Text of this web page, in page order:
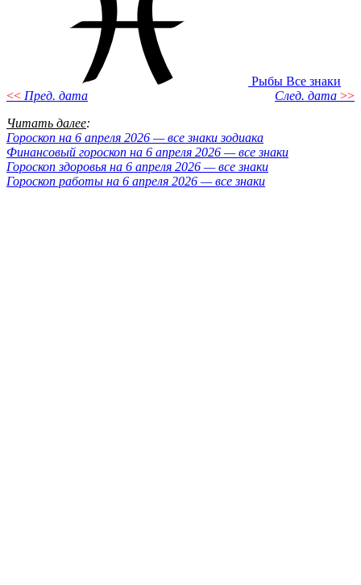
Рыбы Все знаки
<< Пред. дата След. дата >>
Читать далее:
Гороскоп на 6 апреля 2026 — все знаки зодиака
Финансовый гороскоп на 6 апреля 2026 — все знаки
Гороскоп здоровья на 6 апреля 2026 — все знаки
Гороскоп работы на 6 апреля 2026 — все знаки